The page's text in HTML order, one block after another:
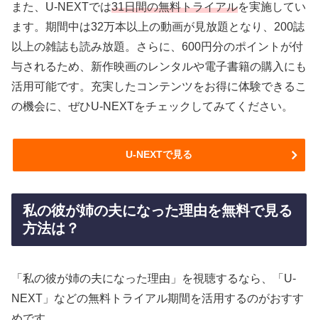
また、U-NEXTでは31日間の無料トライアルを実施してい
ます。期間中は32万本以上の動画が見放題となり、200誌
以上の雑誌も読み放題。さらに、600円分のポイントが付
与されるため、新作映画のレンタルや電子書籍の購入にも
活用可能です。充実したコンテンツをお得に体験できるこ
の機会に、ぜひU-NEXTをチェックしてみてください。
U-NEXTで見る
私の彼が姉の夫になった理由を無料で見る
方法は？
「私の彼が姉の夫になった理由」を視聴するなら、「U-
NEXT」などの無料トライアル期間を活用するのがおすす